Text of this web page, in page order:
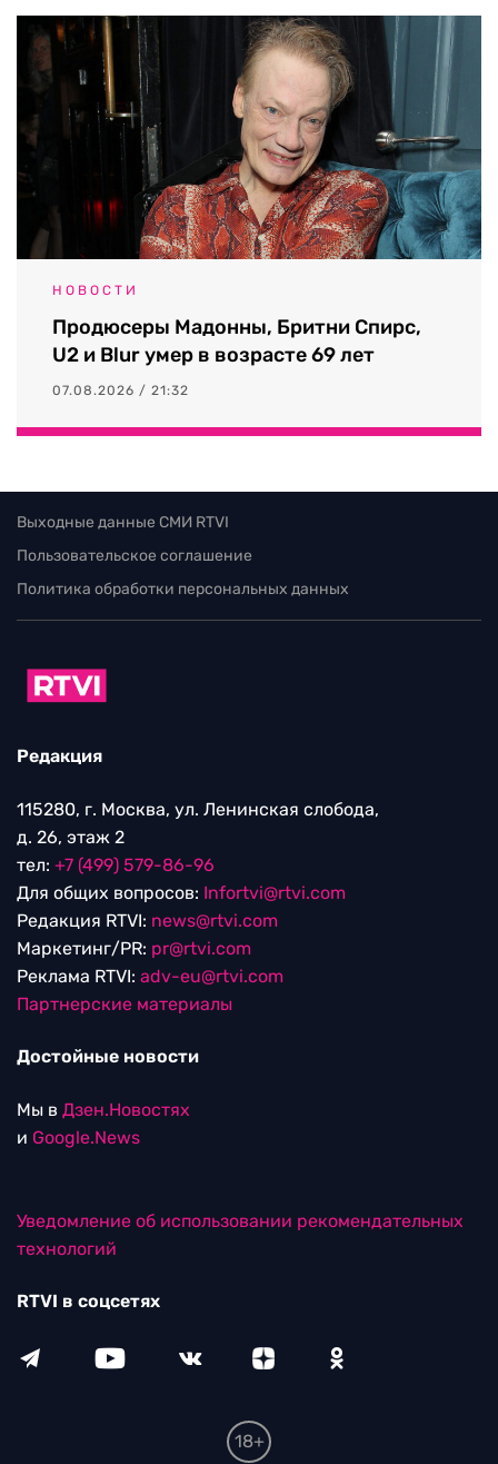
НОВОСТИ
Продюсеры Мадонны, Бритни Спирс,
U2 и Blur умер в возрасте 69 лет
07.08.2026 / 21:32
Выходные данные СМИ RTVI
Пользовательское соглашение
Политика обработки персональных данных
Редакция
115280, г. Москва, ул. Ленинская слобода,
д. 26, этаж 2
тел: +7 (499) 579-86-96
Для общих вопросов: Infortvi@rtvi.com
Редакция RTVI: news@rtvi.com
Маркетинг/PR: pr@rtvi.com
Реклама RTVI: adv-eu@rtvi.com
Партнерские материалы
Достойные новости
Мы в Дзен.Новостях
и Google.News
Уведомление об использовании рекомендательных
технологий
RTVI в соцсетях
18+